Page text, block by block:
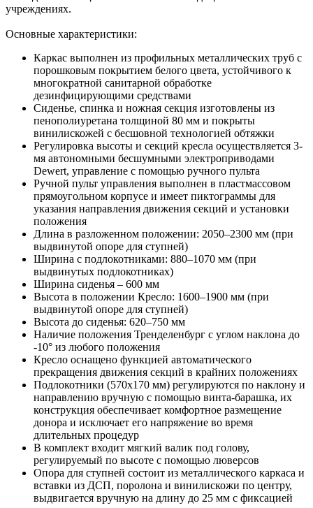
учреждениях.
Основные характеристики:
Каркас выполнен из профильных металлических труб с
порошковым покрытием белого цвета, устойчивого к
многократной санитарной обработке
дезинфицирующими средствами
Сиденье, спинка и ножная секция изготовлены из
пенополиуретана толщиной 80 мм и покрыты
винилискожей с бесшовной технологией обтяжки
Регулировка высоты и секций кресла осуществляется 3-
мя автономными бесшумными электроприводами
Dewert, управление с помощью ручного пульта
Ручной пульт управления выполнен в пластмассовом
прямоугольном корпусе и имеет пиктограммы для
указания направления движения секций и установки
положения
Длина в разложенном положении: 2050–2300 мм (при
выдвинутой опоре для ступней)
Ширина с подлокотниками: 880–1070 мм (при
выдвинутых подлокотниках)
Ширина сиденья – 600 мм
Высота в положении Кресло: 1600–1900 мм (при
выдвинутой опоре для ступней)
Высота до сиденья: 620–750 мм
Наличие положения Тренделенбург с углом наклона до
-10° из любого положения
Кресло оснащено функцией автоматического
прекращения движения секций в крайних положениях
Подлокотники (570х170 мм) регулируются по наклону и
направлению вручную с помощью винта-барашка, их
конструкция обеспечивает комфортное размещение
донора и исключает его напряжение во время
длительных процедур
В комплект входит мягкий валик под голову,
регулируемый по высоте с помощью люверсов
Опора для ступней состоит из металлического каркаса и
вставки из ДСП, поролона и винилискожи по центру,
выдвигается вручную на длину до 25 мм с фиксацией